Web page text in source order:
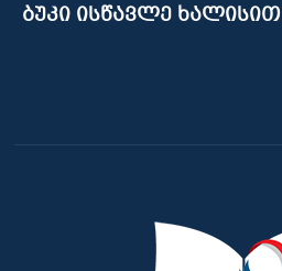
ბუკი ისწავლე ხალისით